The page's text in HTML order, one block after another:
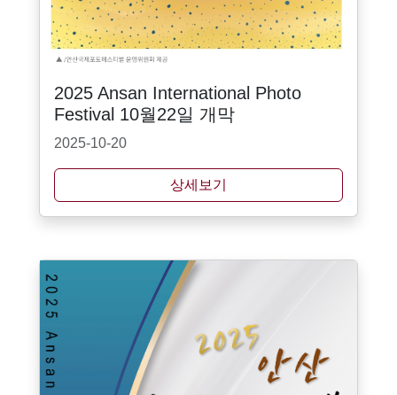
2025 Ansan International Photo
Festival 10월22일 개막
2025-10-20
상세보기